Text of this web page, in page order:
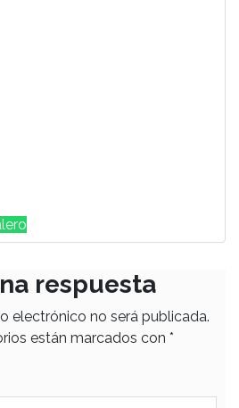
respuesta
electrónico no será publicada.
están marcados con *